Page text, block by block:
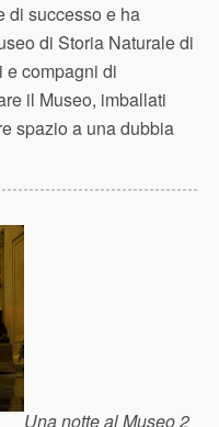
di successo e ha
di Storia Naturale di
e compagni di
il Museo, imballati
spazio a una dubbia
Una notte al Museo 2